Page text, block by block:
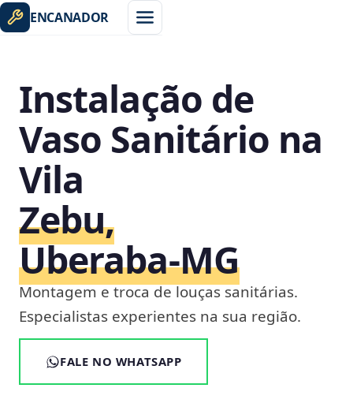
ENCANADOR
Instalação de
Vaso Sanitário na
Vila
Zebu,
Uberaba‑MG
Montagem e troca de louças sanitárias.
Especialistas experientes na sua região.
FALE NO WHATSAPP